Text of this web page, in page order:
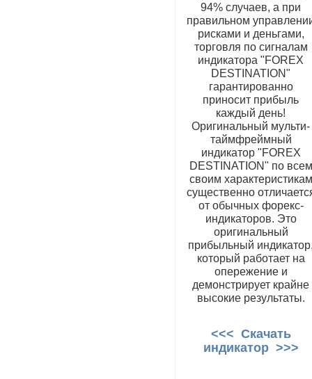
94% случаев, а при
правильном
рисками и деньгами,
торговля по сигналам
индикатора "FOREX
DESTINATION"
гарантированно
приносит прибыль
каждый день!
Оригинальный мульти-
таймфреймный
индикатор "FOREX
DESTINATION" по всем
своим характеристикам
существенно
от обычных форекс-
индикаторов. Это
оригинальный
прибыльный
который работает на
опережение и
демонстрирует крайне
высокие результаты.
<<< Скачать
индикатор >>>